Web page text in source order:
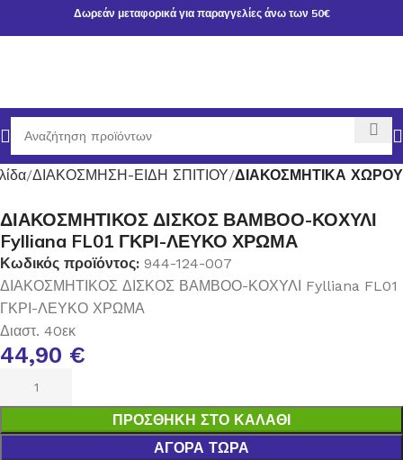
Δωρεάν μεταφορικά για παραγγελίες άνω των 50€
ΔΙΑΚΟΣΜΗΣΗ-ΕΙΔΗ ΣΠΙΤΙΟΥ ΔΙΑΚΟΣΜΗΤΙΚΑ ΧΩΡΟΥ
ΔΙΑΚΟΣΜΗΤΙΚΟΣ ΔΙΣΚΟΣ ΒΑΜΒΟΟ-ΚΟΧΥΛΙ
Fylliana FL01 ΓΚΡΙ-ΛΕΥΚΟ ΧΡΩΜΑ
Κωδικός προϊόντος: 944-124-007
ΔΙΑΚΟΣΜΗΤΙΚΟΣ ΔΙΣΚΟΣ ΒΑΜΒΟΟ-ΚΟΧΥΛΙ Fylliana FL01
ΓΚΡΙ-ΛΕΥΚΟ ΧΡΩΜΑ
Διαστ. 40εκ
44,90 €
ΠΡΟΣΘΉΚΗ ΣΤΟ ΚΑΛΆΘΙ
ΑΓΟΡΆ ΤΏΡΑ